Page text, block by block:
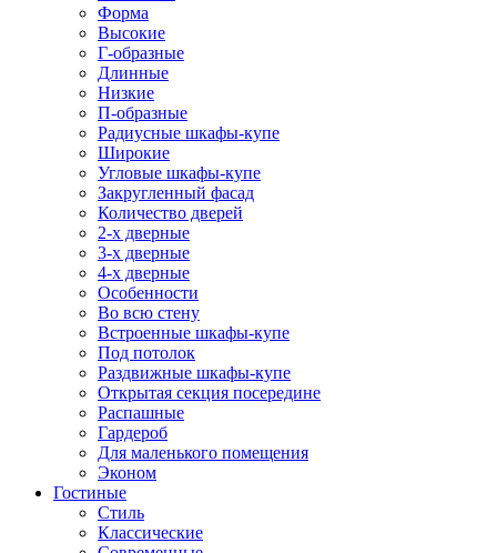
Форма
Высокие
Г-образные
Длинные
Низкие
П-образные
Радиусные шкафы-купе
Широкие
Угловые шкафы-купе
Закругленный фасад
Количество дверей
2-х дверные
3-х дверные
4-х дверные
Особенности
Во всю стену
Встроенные шкафы-купе
Под потолок
Раздвижные шкафы-купе
Открытая секция посередине
Распашные
Гардероб
Для маленького помещения
Эконом
Гостиные
Стиль
Классические